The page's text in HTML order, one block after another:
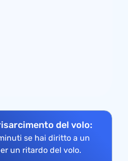
del volo:
se hai diritto a un
un ritardo del volo.